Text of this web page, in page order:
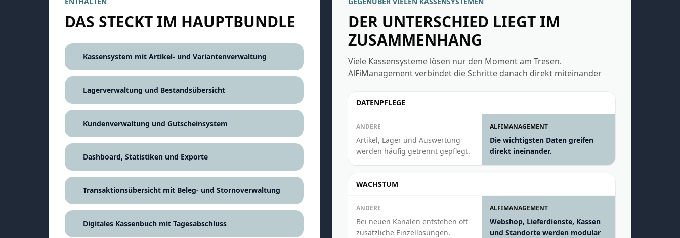
DAS STECKT IM HAUPTBUNDLE
Kassensystem mit Artikel- und Variantenverwaltung
Lagerverwaltung und Bestandsübersicht
Kundenverwaltung und Gutscheinsystem
Dashboard, Statistiken und Exporte
Transaktionsübersicht mit Beleg- und Stornoverwaltung
Digitales Kassenbuch mit Tagesabschluss
DER UNTERSCHIED LIEGT IM
ZUSAMMENHANG
Viele Kassensysteme lösen nur den Moment am Tresen.
AlFiManagement verbindet die Schritte danach direkt miteinander
DATENPFLEGE
ANDERE
Artikel, Lager und Auswertung
werden häufig getrennt gepflegt.
ALFIMANAGEMENT
Die wichtigsten Daten greifen
direkt ineinander.
WACHSTUM
ANDERE
Bei neuen Kanälen entstehen oft
zusätzliche Einzellösungen.
ALFIMANAGEMENT
Webshop, Lieferdienste, Kassen
und Standorte werden modular